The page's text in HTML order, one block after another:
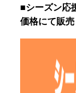
■シーズン応
価格にて販売